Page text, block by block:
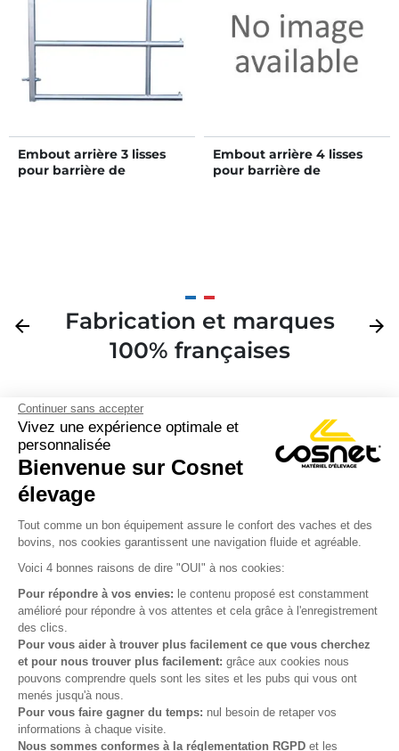
Continuer sans accepter
Vivez une expérience optimale et
personnalisée
Bienvenue sur Cosnet
élevage
Tout comme un bon équipement assure le confort des vaches et des
bovins, nos cookies garantissent une navigation fluide et agréable.
Voici 4 bonnes raisons de dire "OUI" à nos cookies:
Pour répondre à vos envies: le contenu proposé est constamment
amélioré pour répondre à vos attentes et cela grâce à l'enregistrement
des clics.
Pour vous aider à trouver plus facilement ce que vous cherchez
et pour nous trouver plus facilement: grâce aux cookies nous
pouvons comprendre quels sont les sites et les pubs qui vous ont
menés jusqu'à nous.
Pour vous faire gagner du temps: nul besoin de retaper vos
informations à chaque visite.
Nous sommes conformes à la réglementation RGPD et les
Embout arrière 3 lisses
pour barrière de
Embout arrière 4 lisses
pour barrière de
Précédent
arrow_back
Fabrication et marques
100% françaises
arrow_forward
Produits
Notre société
Votre compte